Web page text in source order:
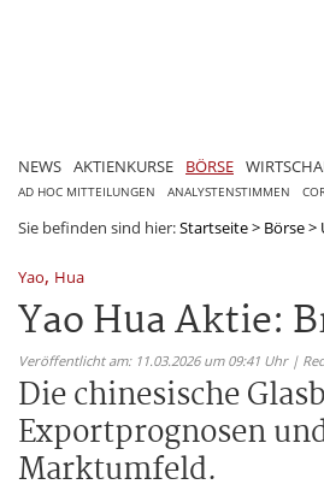
NEWS AKTIENKURSE BÖRSE
AD HOC MITTEILUNGEN ANALYSTENSTIMMEN
Sie befinden sind hier:Startseite> Börse>
Yao, Hua
Yao Hua Aktie:
Veröffentlicht am: 11.03.2026 um 09:41 Uhr |
Die chinesische
Exportprognosen
Marktumfeld.